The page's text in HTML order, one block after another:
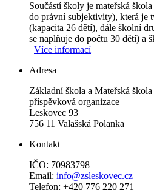
Součástí školy je mateřská
do právní subjektivity), která je
(kapacita 26 dětí), dále školní
se naplňuje do počtu
Více informací
Adresa
Základní škola a Mateřská
příspěvková organizace
Leskovec 93
756 11 Valašská Polanka
Kontakt
IČO: 70983798
Email: info@zsleskovec.cz
Telefon: +420 776 220 271